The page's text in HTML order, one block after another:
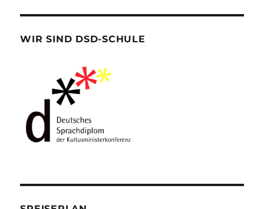
WIR SIND DSD-SCHULE